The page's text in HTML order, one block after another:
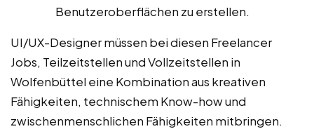
Benutzeroberflächen zu erstellen.
UI/UX-Designer müssen bei diesen Freelancer
Jobs, Teilzeitstellen und Vollzeitstellen in
Wolfenbüttel eine Kombination aus kreativen
Fähigkeiten, technischem Know-how und
zwischenmenschlichen Fähigkeiten mitbringen.